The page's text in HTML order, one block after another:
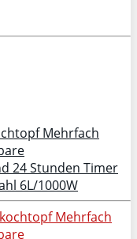
Mehrfach
24 Stunden Timer
6L/1000W